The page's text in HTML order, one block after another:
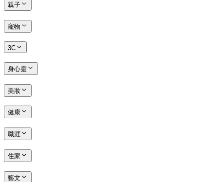
親子
寵物
3C
身心靈
美妝
健康
職涯
住家
藝文